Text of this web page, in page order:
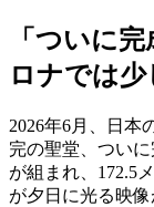
「ついに
ロナでは
2026年6月、日本
完の聖堂、つい
が組まれ、172.5
が夕日に光る映